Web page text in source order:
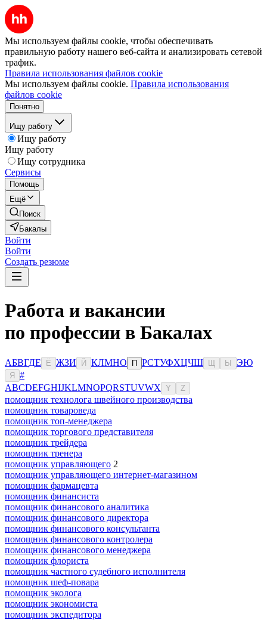
Мы используем файлы cookie, чтобы обеспечивать
правильную работу нашего веб-сайта и анализировать сетевой
трафик.
Правила использования файлов cookie
Мы используем файлы cookie. Правила использования
файлов cookie
Понятно
Ищу работу
Ищу работу
Ищу работу
Ищу сотрудника
Сервисы
Помощь
Ещё
Поиск
Бакалы
Войти
Войти
Создать резюме
Работа и вакансии
по профессии в Бакалах
АБВГДЕ Ё ЖЗИ Й КЛМНО П РСТУФХЦЧШ Ы ЭЮ
Я
#
ABCDEFGHIJKLMNOPQRSTUVWX Y Z
помощник технолога швейного производства
помощник товароведа
помощник топ-менеджера
помощник торгового представителя
помощник трейдера
помощник тренера
помощник управляющего 2
помощник управляющего интернет-магазином
помощник фармацевта
помощник финансиста
помощник финансового аналитика
помощник финансового директора
помощник финансового консультанта
помощник финансового контролера
помощник финансового менеджера
помощник флориста
помощник частного судебного исполнителя
помощник шеф-повара
помощник эколога
помощник экономиста
помощник экспедитора